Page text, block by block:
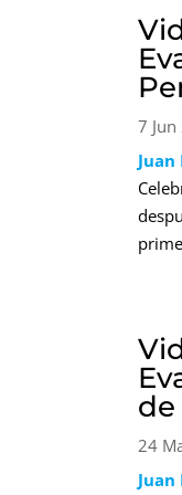
7
Juan
de
24
Juan